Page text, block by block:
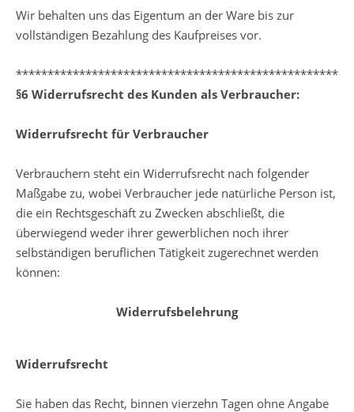
Wir behalten uns das Eigentum an der Ware bis zur
vollständigen Bezahlung des Kaufpreises vor.
§6 Widerrufsrecht des Kunden als Verbraucher:
Widerrufsrecht für Verbraucher
Verbrauchern steht ein Widerrufsrecht nach folgender
Maßgabe zu, wobei Verbraucher jede natürliche Person ist,
die ein Rechtsgeschäft zu Zwecken abschließt, die
überwiegend weder ihrer gewerblichen noch ihrer
selbständigen beruflichen Tätigkeit zugerechnet werden
können:
Widerrufsbelehrung
Widerrufsrecht
Sie haben das Recht, binnen vierzehn Tagen ohne Angabe